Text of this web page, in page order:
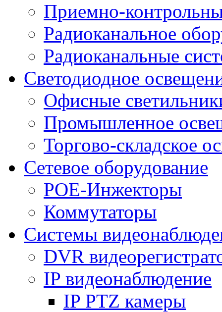
Приемно-
Радиоканальное
Радиоканальные
Светодиодное
Офисные
Промышленное
Торгово-складское
Сетевое оборудование
POE-Инжекторы
Коммутаторы
Системы
DVR
IP видеонаблюдение
IP PTZ камеры